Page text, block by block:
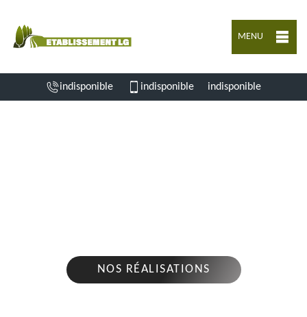
MENU
indisponible indisponible indisponible
NOS RÉALISATIONS